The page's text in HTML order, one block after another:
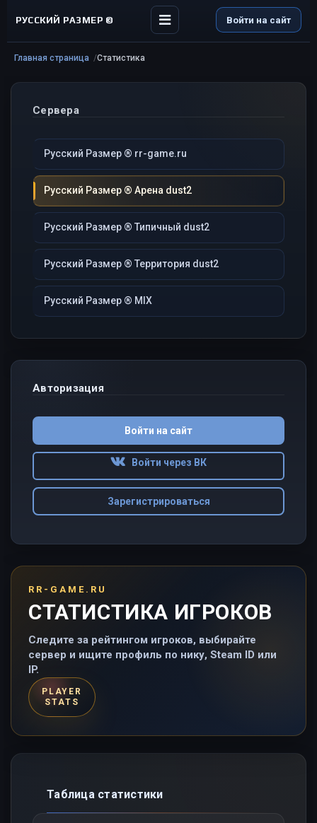
РУССКИЙ РАЗМЕР © Войти на сайт
Главная страница Статистика
Сервера
Русский Размер ® rr-game.ru
Русский Размер ® Арена dust2
Русский Размер ® Типичный dust2
Русский Размер ® Территория dust2
Русский Размер ® MIX
Авторизация
Войти на сайт
Войти через ВК
Зарегистрироваться
RR-GAME.RU
СТАТИСТИКА ИГРОКОВ
Следите за рейтингом игроков, выбирайте
сервер и ищите профиль по нику, Steam ID или
IP.
PLAYER
STATS
Таблица статистики